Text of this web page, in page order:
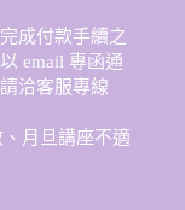
成付款手續之
email 專函通
洽客服專線
月旦講座不適